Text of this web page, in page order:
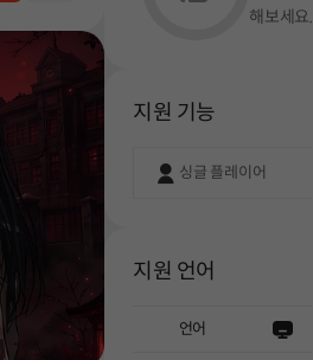
해보세요.
지원 기능
싱글 플레이어
지원 언어
언어